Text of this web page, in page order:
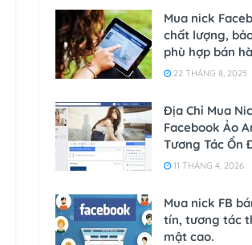
Mua nick
chất lượng,
phù hợp bán
22 THÁNG 8, 2025
Địa Chỉ Mua
Facebook Ảo
Tương Tác Ổn
11 THÁNG 4, 2026
Mua nick FB
tín, tương tác
mật cao.